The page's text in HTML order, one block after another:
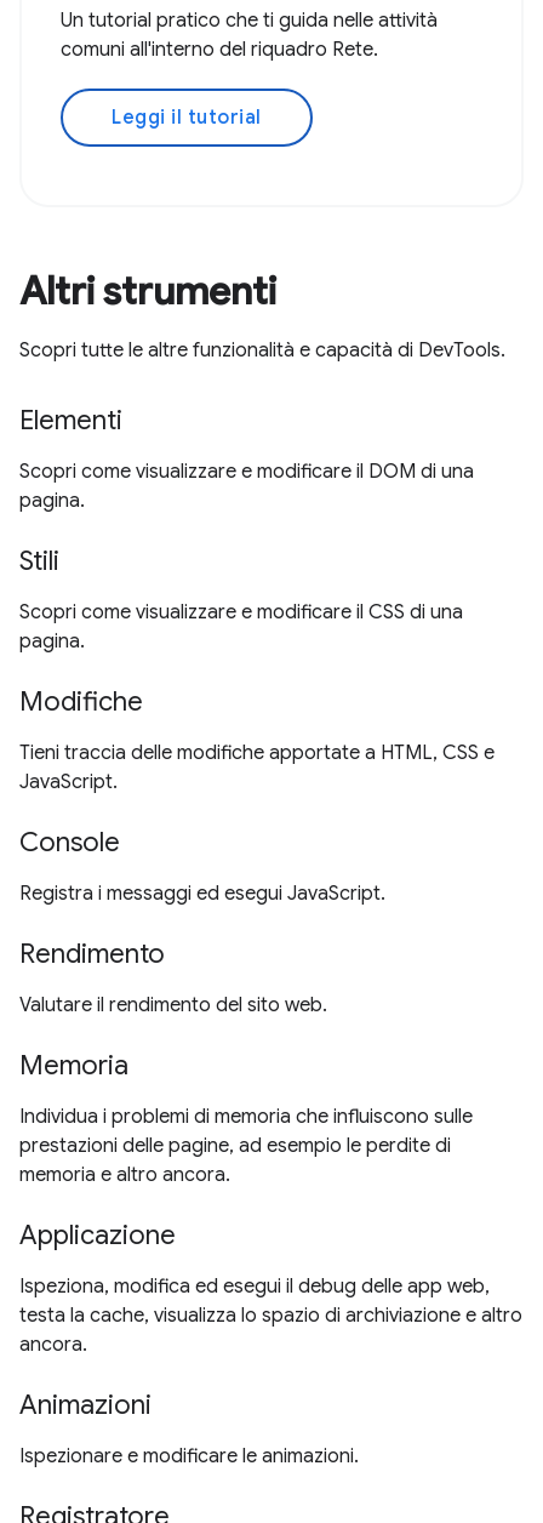
Un tutorial pratico che ti guida nelle attività
comuni all'interno del riquadro Rete.
Leggi il tutorial
Altri strumenti
Scopri tutte le altre funzionalità e capacità di DevTools.
Elementi
Scopri come visualizzare e modificare il DOM di una
pagina.
Stili
Scopri come visualizzare e modificare il CSS di una
pagina.
Modifiche
Tieni traccia delle modifiche apportate a HTML, CSS e
JavaScript.
Console
Registra i messaggi ed esegui JavaScript.
Rendimento
Valutare il rendimento del sito web.
Memoria
Individua i problemi di memoria che influiscono sulle
prestazioni delle pagine, ad esempio le perdite di
memoria e altro ancora.
Applicazione
Ispeziona, modifica ed esegui il debug delle app web,
testa la cache, visualizza lo spazio di archiviazione e altro
ancora.
Animazioni
Ispezionare e modificare le animazioni.